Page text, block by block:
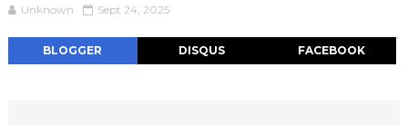
Unknown Sept 24, 2025
BLOGGER DISQUS FACEBOOK